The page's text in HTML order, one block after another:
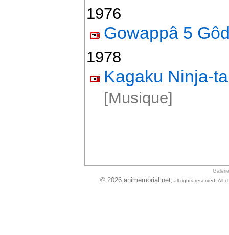
1976
Gowappâ 5
1978
Kagaku Ninja-
[Musique]
Galerie
© 2026 animemorial.net, all rights reserved. All